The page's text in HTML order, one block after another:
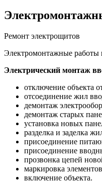
Ремонт электрощитов
Электромонтажные работы
Электрический монтаж
отключение объекта
отсоединение жил
демонтаж
демонтаж старых
установка новых
разделка и заделка
присоединение
присоединение
прозвонка цепей
маркировка
включение объекта.